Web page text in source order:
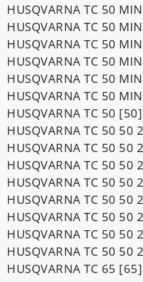
HUSQVARNA TC 50
HUSQVARNA TC 50
HUSQVARNA TC 50
HUSQVARNA TC 50
HUSQVARNA TC 50
HUSQVARNA TC 50
HUSQVARNA TC 50 [50]
HUSQVARNA TC 50 50
HUSQVARNA TC 50 50
HUSQVARNA TC 50 50
HUSQVARNA TC 50 50
HUSQVARNA TC 50 50
HUSQVARNA TC 50 50
HUSQVARNA TC 50 50
HUSQVARNA TC 50 50
HUSQVARNA TC 65 [65]